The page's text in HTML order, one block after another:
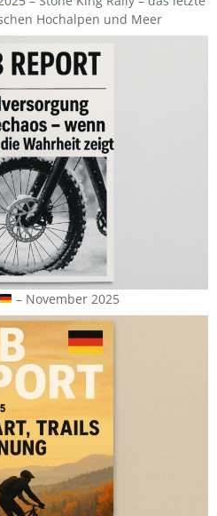
Hochalpen und Meer
– November 2025